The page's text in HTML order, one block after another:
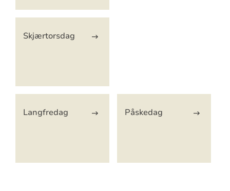
Skjærtorsdag
Langfredag Påskedag